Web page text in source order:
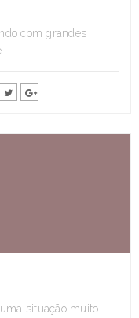
com grandes
situação muito